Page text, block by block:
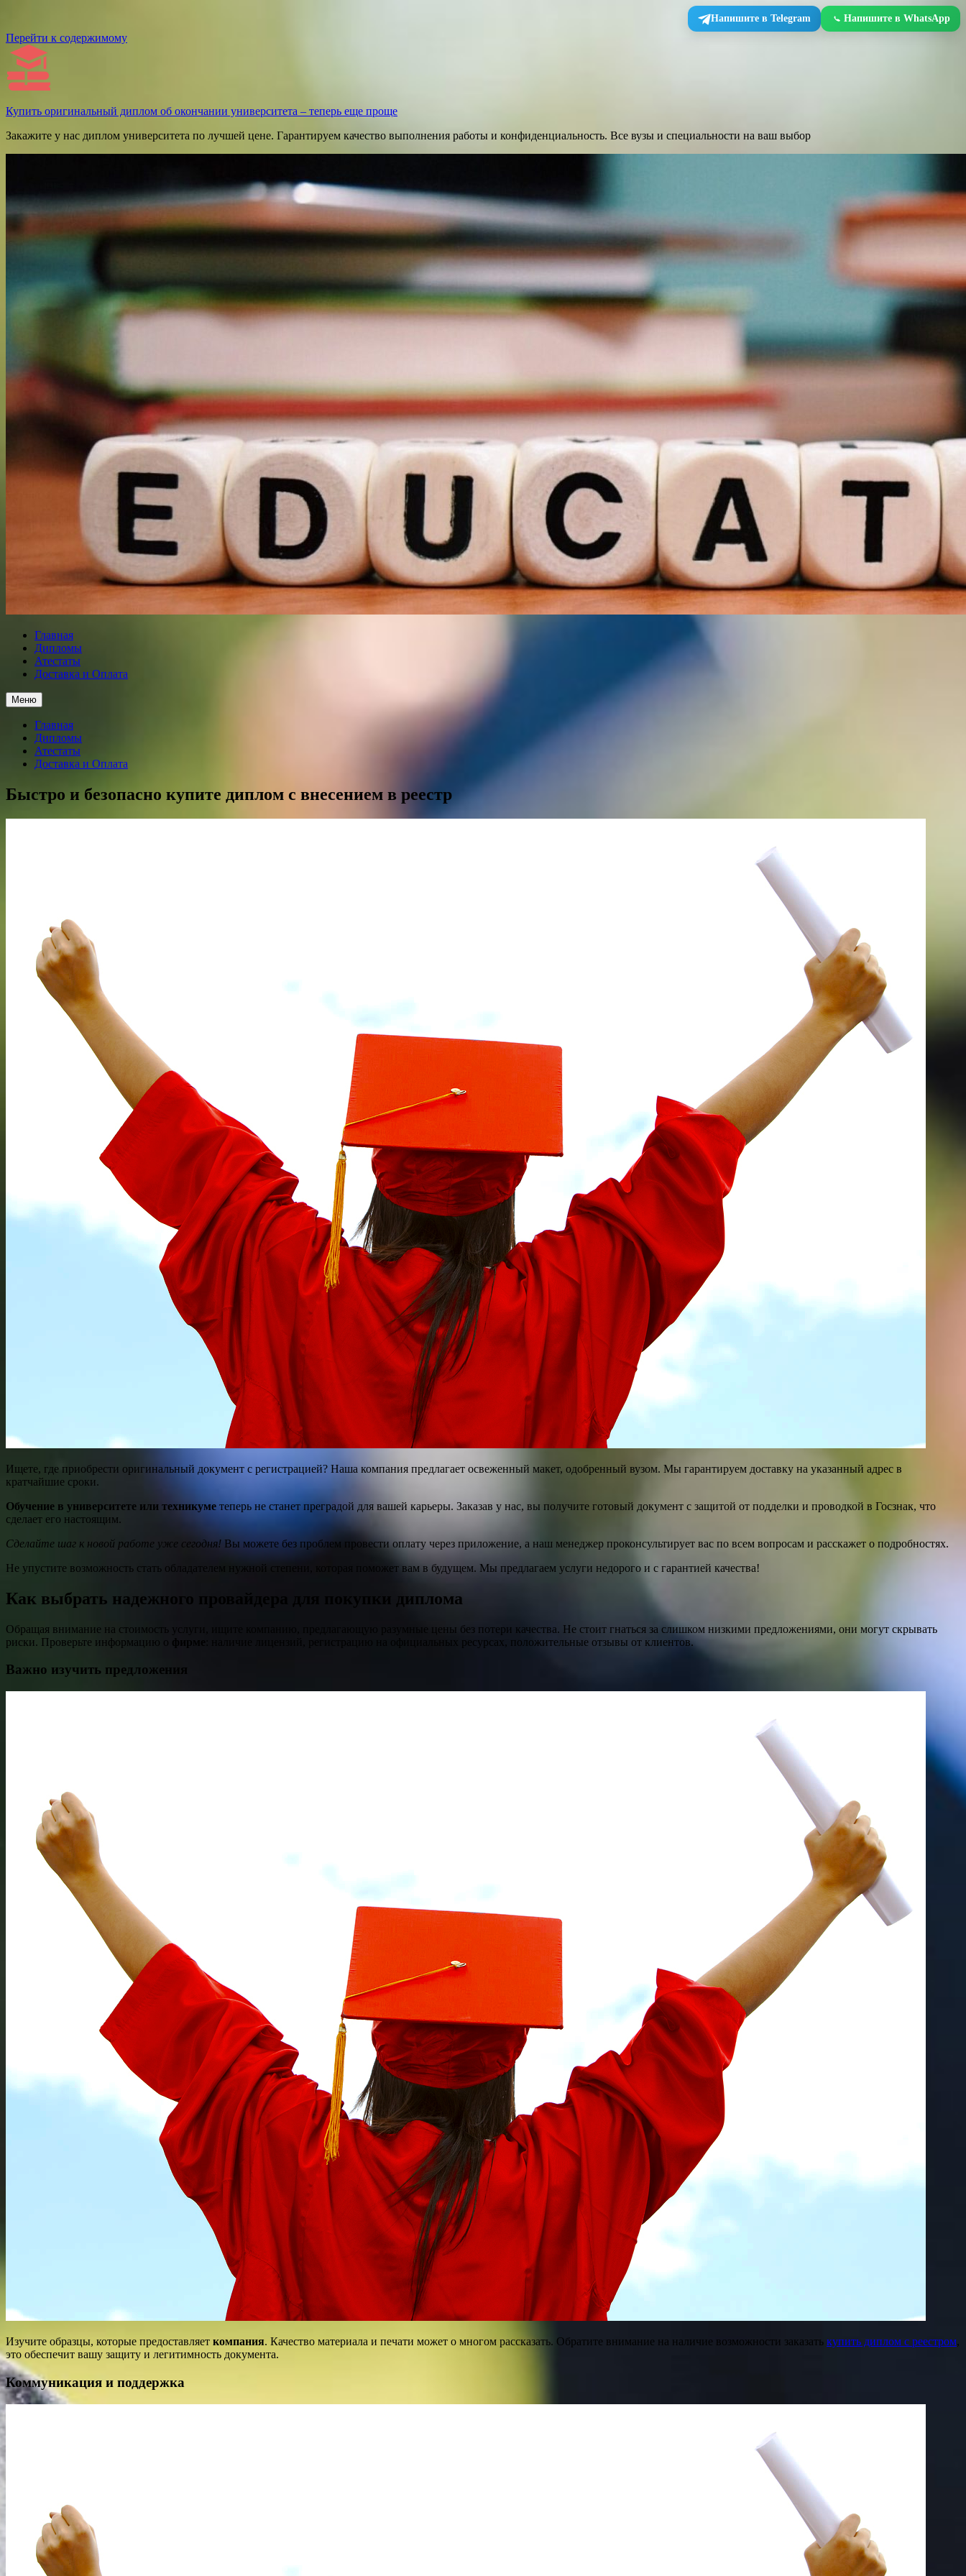
Напишите в Telegram Напишите в WhatsApp
Перейти к содержимому
Купить оригинальный диплом об окончании университета – теперь еще проще
Закажите у нас диплом университета по лучшей цене. Гарантируем качество выполнения работы и конфиденциальность. Все вузы и специальности на ваш выбор
Главная
Дипломы
Атестаты
Доставка и Оплата
Меню
Главная
Дипломы
Атестаты
Доставка и Оплата
Быстро и безопасно купите диплом с внесением в реестр
Ищете, где приобрести оригинальный документ с регистрацией? Наша компания предлагает освеженный макет, одобренный вузом. Мы гарантируем доставку на указанный адрес в
кратчайшие сроки.
Обучение в университете или техникуме теперь не станет преградой для вашей карьеры. Заказав у нас, вы получите готовый документ с защитой от подделки и проводкой в Госзнак, что
сделает его настоящим.
Сделайте шаг к новой работе уже сегодня! Вы можете без проблем провести оплату через приложение, а наш менеджер проконсультирует вас по всем вопросам и расскажет о подробностях.
Не упустите возможность стать обладателем нужной степени, которая поможет вам в будущем. Мы предлагаем услуги недорого и с гарантией качества!
Как выбрать надежного провайдера для покупки диплома
Обращая внимание на стоимость услуги, ищите компанию, предлагающую разумные цены без потери качества. Не стоит гнаться за слишком низкими предложениями, они могут скрывать
риски. Проверьте информацию о фирме : наличие лицензий, регистрацию на официальных ресурсах, положительные отзывы от клиентов.
Важно изучить предложения
Изучите образцы, которые предоставляет компания. Качество материала и печати может о многом рассказать. Обратите внимание на наличие возможности заказать купить диплом с реестром,
это обеспечит вашу защиту и легитимность документа.
Коммуникация и поддержка